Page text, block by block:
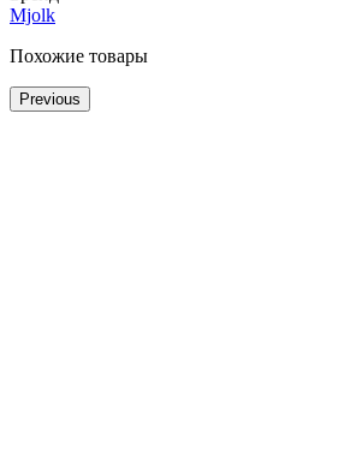
Mjolk
Похожие товары
Previous